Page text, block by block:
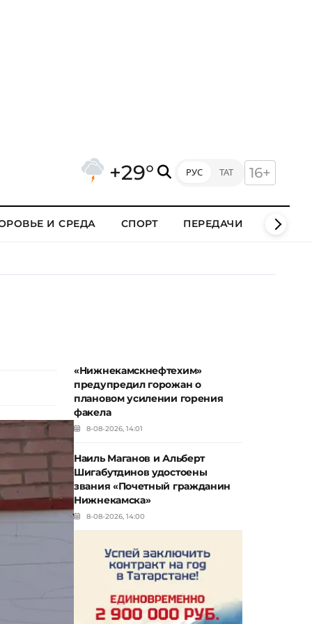
+29° РУС ТАТ 16+
И СРЕДА СПОРТ ПЕРЕДАЧИ КЛИПЫ
«Нижнекамскнефтехим»
предупредил горожан о
плановом усилении горения
факела
8-08-2026, 14:01
Наиль Маганов и Альберт
Шигабутдинов удостоены
звания «Почетный гражданин
Нижнекамска»
8-08-2026, 14:00